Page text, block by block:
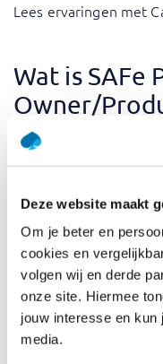
Deze website maakt
Om je beter en
cookies en
volgen wij en derde
onze site. Hiermee
jouw interesse en
media.
Lees ervaringen met
Wat is SAFe
Owner/
(POPM)
Ontwikkel de
van waarde in een
een SAFe Product
worden. Tijdens deze
diepgaand inzicht in
(ART) effectief kunt
(PI) waarde op te
Je onderzoekt hoe je